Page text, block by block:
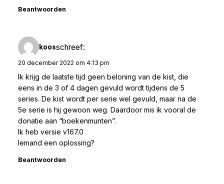
Beantwoorden
koosschreef:
20 december 2022 om 4:13 pm
Ik krijg de laatste tijd geen beloning van de kist, die
eens in de 3 of 4 dagen gevuld wordt tijdens de 5
series. De kist wordt per serie wel gevuld, maar na de
5e serie is hij gewoon weg. Daardoor mis ik vooral de
donatie aan “boekenmunten”.
Ik heb versie v167.0
Iemand een oplossing?
Beantwoorden